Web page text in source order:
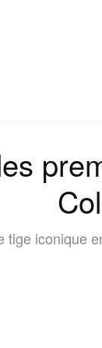
tige iconique